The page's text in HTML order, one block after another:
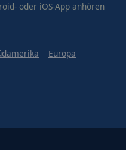
oder iOS-App anhören
Europa